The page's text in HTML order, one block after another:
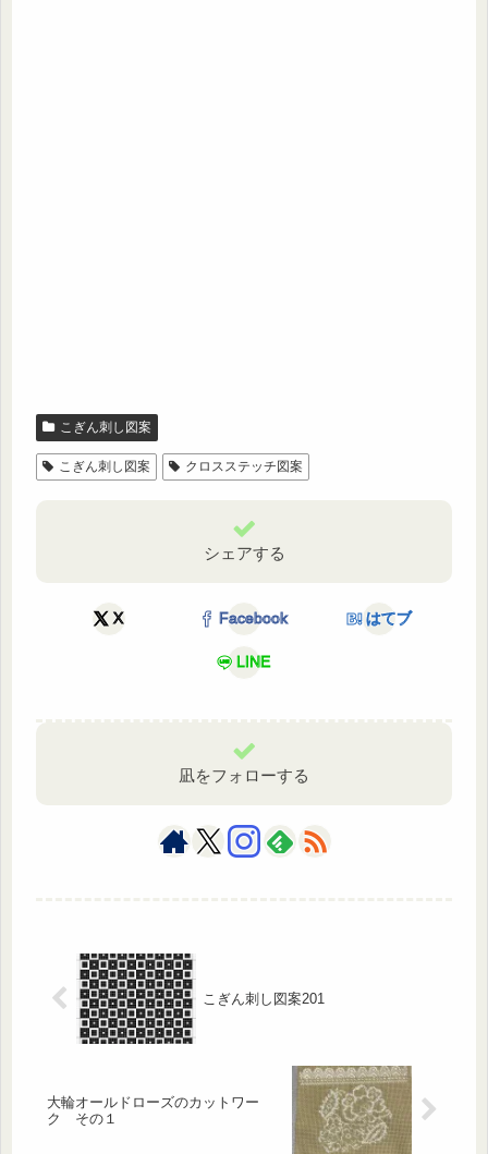
こぎん刺し図案
こぎん刺し図案 クロスステッチ図案
シェアする
X Facebook はてブ
LINE
凪をフォローする
こぎん刺し図案201
大輪オールドローズのカットワー
ク その１